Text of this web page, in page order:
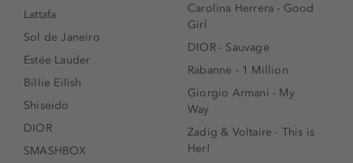
Lattafa
Sol de Janeiro
Estée Lauder
Billie Eilish
Shiseido
DIOR
SMASHBOX
Carolina Herrera - Good
Girl
DIOR - Sauvage
Rabanne - 1 Million
Giorgio Armani - My
Way
Zadig & Voltaire - This is
Her!